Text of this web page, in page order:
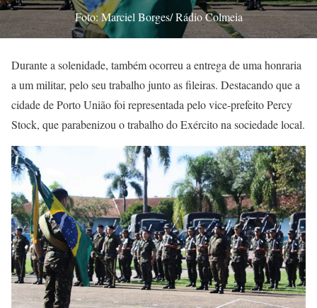
Foto: Marciel Borges/ Rádio Colmeia
Durante a solenidade, também ocorreu a entrega de uma honraria
a um militar, pelo seu trabalho junto as fileiras. Destacando que a
cidade de Porto União foi representada pelo vice-prefeito Percy
Stock, que parabenizou o trabalho do Exército na sociedade local.